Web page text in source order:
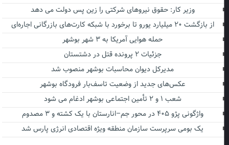
وزیر کار: حقوق نیروهای شرکتی را زین پس دولت می دهد
از بازگشت ۲۰ میلیارد یورو تا برخورد با شبکه کارت‌های بازرگانی اجاره‌ای
حمله هوایی آمریکا به ۳ شهر بوشهر
جزئیات ۲ پرونده قتل در دشتستان
مدیرکل دیوان محاسبات بوشهر منصوب شد
عکس‌های جدید از وضعیت تاسف‌بار فرودگاه بوشهر
شعب ۱ و ۲ تأمین اجتماعی بوشهر ادغام می شود
واژگونی پژو ۴۰۵ در محور جم–انارستان با یک کشته و ۳ مصدوم
یک بومی سرپرست سازمان منطقه ویژه اقتصادی انرژی پارس شد